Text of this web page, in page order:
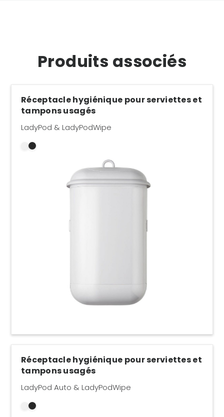
Produits associés
Réceptacle hygiénique pour serviettes et
tampons usagés
LadyPod & LadyPodWipe
Réceptacle hygiénique pour serviettes et
tampons usagés
LadyPod Auto & LadyPodWipe